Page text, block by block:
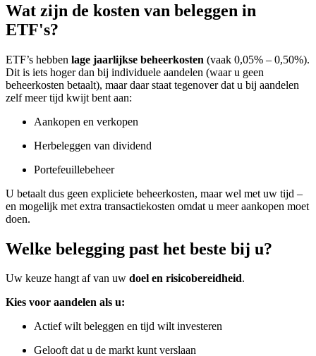
Wat zijn de kosten van beleggen in
ETF's?
ETF’s hebben lage jaarlijkse beheerkosten (vaak 0,05% – 0,50%).
Dit is iets hoger dan bij individuele aandelen (waar u geen
beheerkosten betaalt), maar daar staat tegenover dat u bij aandelen
zelf meer tijd kwijt bent aan:
Aankopen en verkopen
Herbeleggen van dividend
Portefeuillebeheer
U betaalt dus geen expliciete beheerkosten, maar wel met uw tijd –
en mogelijk met extra transactiekosten omdat u meer aankopen moet
doen.
Welke belegging past het beste bij u?
Uw keuze hangt af van uw doel en risicobereidheid.
Kies voor aandelen als u:
Actief wilt beleggen en tijd wilt investeren
Gelooft dat u de markt kunt verslaan